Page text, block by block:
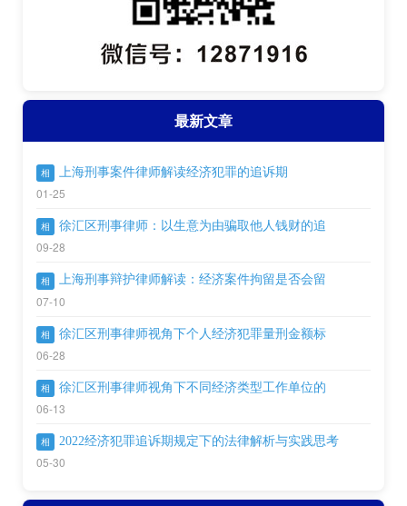
最新文章
相 上海刑事案件律师解读经济犯罪的追诉期
01-25
相 徐汇区刑事律师：以生意为由骗取他人钱财的追
09-28
相 上海刑事辩护律师解读：经济案件拘留是否会留
07-10
相 徐汇区刑事律师视角下个人经济犯罪量刑金额标
06-28
相 徐汇区刑事律师视角下不同经济类型工作单位的
06-13
相 2022经济犯罪追诉期规定下的法律解析与实践思考
05-30